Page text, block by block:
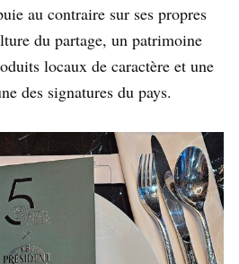
au contraire sur ses propres
du partage, un patrimoine
locaux de caractère et une
des signatures du pays.